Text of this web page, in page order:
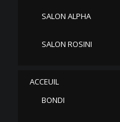
SALON ALPHA
SALON ROSINI
ACCEUIL
BONDI